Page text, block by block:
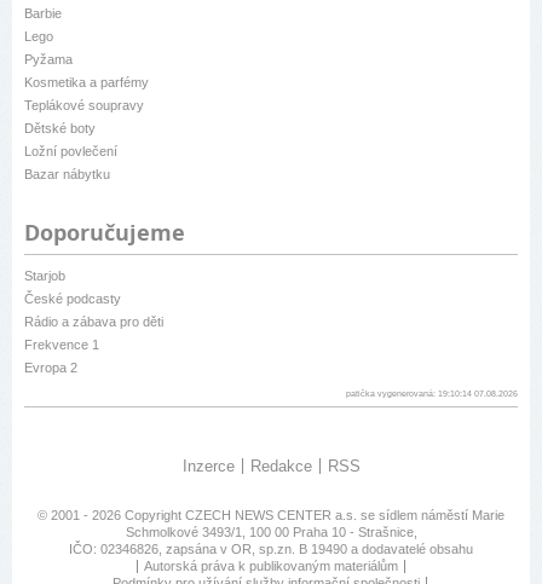
Barbie
Lego
Pyžama
Kosmetika a parfémy
Teplákové soupravy
Dětské boty
Ložní povlečení
Bazar nábytku
Doporučujeme
Starjob
České podcasty
Rádio a zábava pro děti
Frekvence 1
Evropa 2
patička vygenerovaná: 19:10:14 07.08.2026
Inzerce Redakce RSS
© 2001 - 2026 Copyright CZECH NEWS CENTER a.s. se sídlem náměstí Marie
Schmolkové 3493/1, 100 00 Praha 10 - Strašnice,
IČO: 02346826, zapsána v OR, sp.zn. B 19490 a dodavatelé obsahu
Autorská práva k publikovaným materiálům